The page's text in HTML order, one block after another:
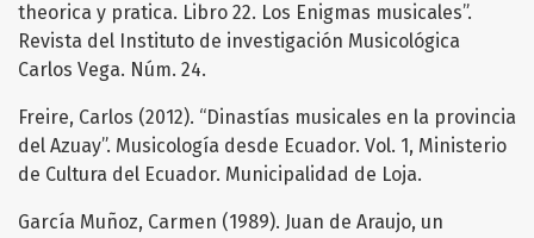
theorica y pratica. Libro 22. Los Enigmas musicales”.
Revista del Instituto de investigación Musicológica
Carlos Vega. Núm. 24.
Freire, Carlos (2012). “Dinastías musicales en la provincia
del Azuay”. Musicología desde Ecuador. Vol. 1, Ministerio
de Cultura del Ecuador. Municipalidad de Loja.
García Muñoz, Carmen (1989). Juan de Araujo, un